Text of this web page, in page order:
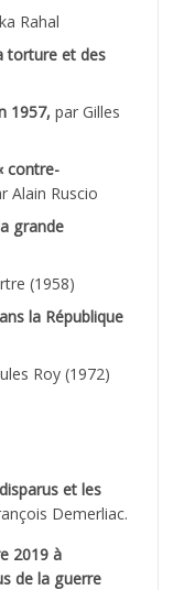
Rahal
torture et des
1957, par Gilles
contre-
Alain Ruscio
grande
(1958)
la République
Roy (1972)
et les
Demerliac.
2019 à
de la guerre